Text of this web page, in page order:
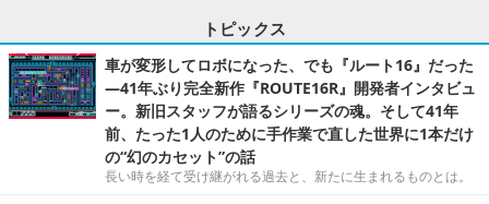
トピックス
車が変形してロボになった、でも『ルート16』だった
―41年ぶり完全新作『ROUTE16R』開発者インタビュ
ー。新旧スタッフが語るシリーズの魂。そして41年
前、たった1人のために手作業で直した世界に1本だけ
の“幻のカセット”の話
長い時を経て受け継がれる過去と、新たに生まれるものとは。